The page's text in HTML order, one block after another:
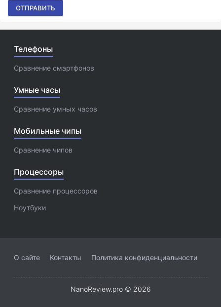
ОТПРАВИТЬ
Телефоны
Сравнение смартфонов
Умные часы
Сравнение умных часов
Мобильные чипы
Сравнение чипов
Процессоры
Сравнение процессоров
Ноутбуки
О сайте Контакты Политика конфиденциальности
NanoReview.pro © 2026